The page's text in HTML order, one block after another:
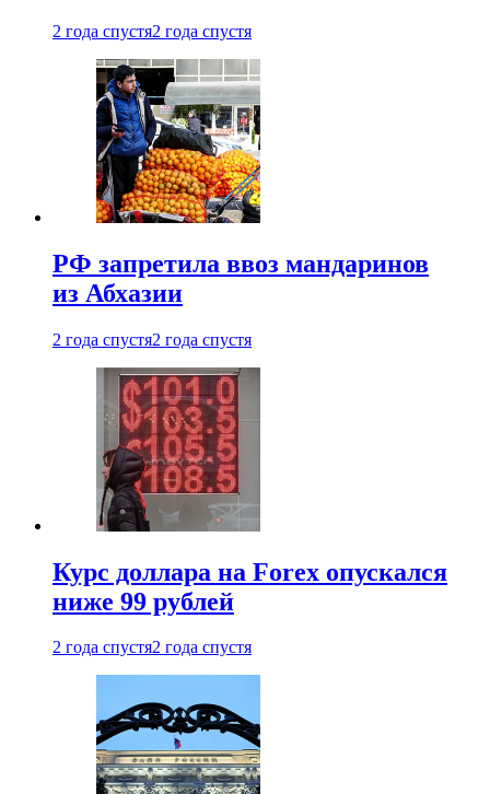
2 года спустя2 года спустя
РФ запретила ввоз мандаринов
из Абхазии
2 года спустя2 года спустя
Курс доллара на Forex опускался
ниже 99 рублей
2 года спустя2 года спустя